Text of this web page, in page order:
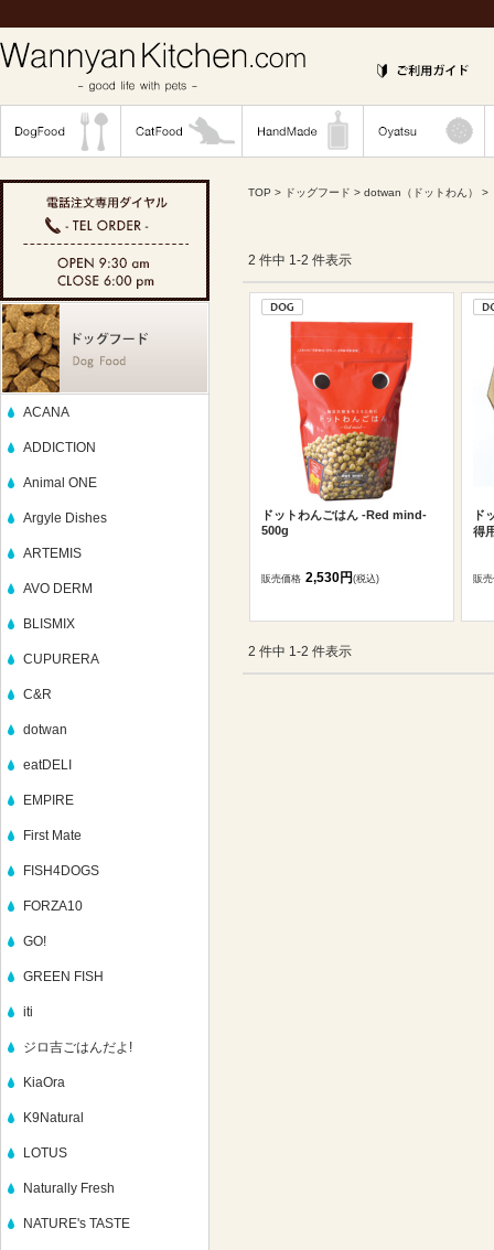
ACANA
ADDICTION
Animal ONE
Argyle Dishes
ARTEMIS
AVO DERM
BLISMIX
CUPURERA
C&R
dotwan
eatDELI
EMPIRE
First Mate
FISH4DOGS
FORZA10
GO!
GREEN FISH
iti
ジロ吉ごはんだよ!
KiaOra
K9Natural
LOTUS
Naturally Fresh
NATURE's TASTE
TOP > ドッグフード > dotwan（ドットわん） >
2 件中 1-2 件表示
ドットわんごはん -Red mind-
500g
販売価格 2,530円(税込)
ド
得
販
2 件中 1-2 件表示